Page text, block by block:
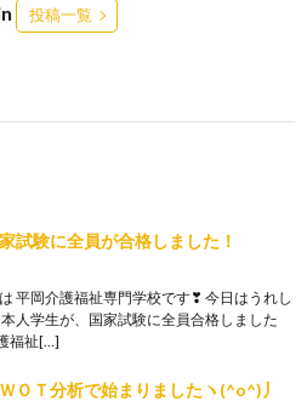
投稿一覧
試験に全員が合格しました！
平岡介護福祉専門学校です❣ 今日はうれし
人学生が、国家試験に全員合格しました
福祉[…]
ＯＴ分析で始まりましたヽ(^o^)丿